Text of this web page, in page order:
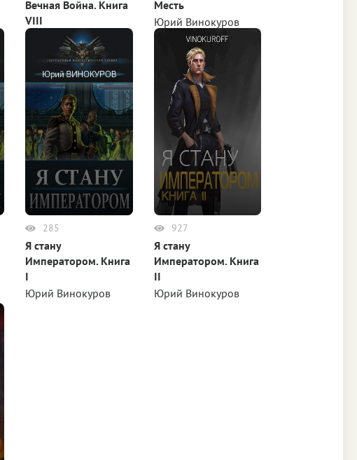
Вечная Война. Книга
VIII
Юрий Винокуров
Месть
Юрий Винокуров
285
Я стану
Императором. Книга
I
Юрий Винокуров
927
Я стану
Императором. Книга
II
Юрий Винокуров